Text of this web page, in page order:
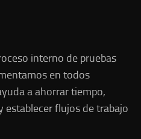
interno de pruebas
en todos
a ahorrar tiempo,
establecer flujos de trabajo